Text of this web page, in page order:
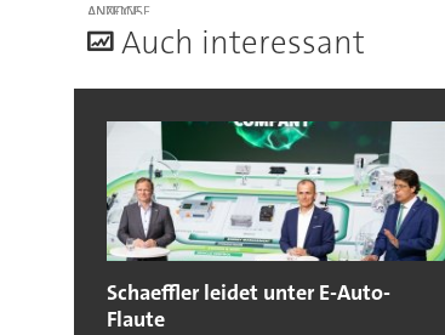
ANZEIGE
Auch interessant
Schaeffler leidet unter E-Auto-
Flaute